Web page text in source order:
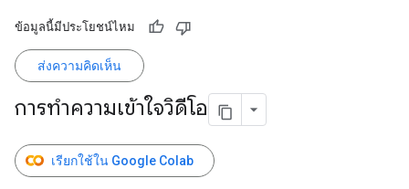
ข้อมูลนี้มีประโยชน์ไหม
ส่งความคิดเห็น
การทำความเข้าใจวิดีโอ
เรียกใช้ใน Google Colab